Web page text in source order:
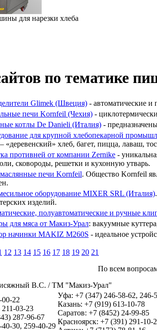
для нарезки хлеба
по тематике
Glimek (Швеция) - автоматические и
печи Kornfeil (Чехия) -
котлы De Danieli (Италия) -
для крупной хлебопекарной
«деревенский» хлеб, багет, пицца, лаваш,
противней от компании Zernike -
сковороды, решетки и кухонную утварь.
печи Kornfeil. Общество Kornfeil
оборудование MIXER SRL (Италия)
изделий.
полуавтоматические и ручные
для мяса от Макиз-Урал: вакуумные
начинки MAKIZ M260S - идеальное
12 13 14 15 16 17 18 19 20 21
По всем
В.С. / ТМ "Макиз-Урал"
22
03-23
287-96-67
30, 259-40-29
Уфа: +7 (347) 246-58-62, 246-
Казань: +7 (919) 613-10-78
Саратов: +7 (8452) 24-99-85
Красноярск: +7 (391) 291-10-